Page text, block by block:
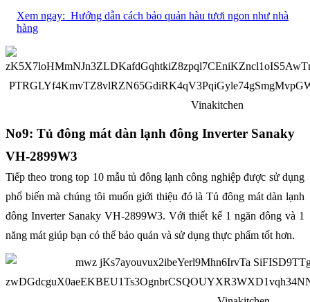
Xem ngay: Hướng dẫn cách bảo quản hàu tươi ngon như nhà
hàng
No9: Tủ đông mát dàn lạnh đông Inverter Sanaky
VH-2899W3
Tiếp theo trong top 10 mẫu tủ đông lạnh công nghiệp được sử dụng
phổ biến mà chúng tôi muốn giới thiệu đó là Tủ đông mát dàn lạnh
đông Inverter Sanaky VH-2899W3. Với thiết kế 1 ngăn đông và 1
năng mát giúp bạn có thể bảo quản và sử dụng thực phẩm tốt hơn.